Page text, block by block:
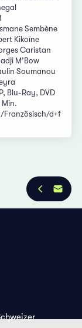
Sembène
Kikoïne
Caristan
M’Bow
Soumanou
Blu-Ray, DVD
Min.
Französisch/d+f